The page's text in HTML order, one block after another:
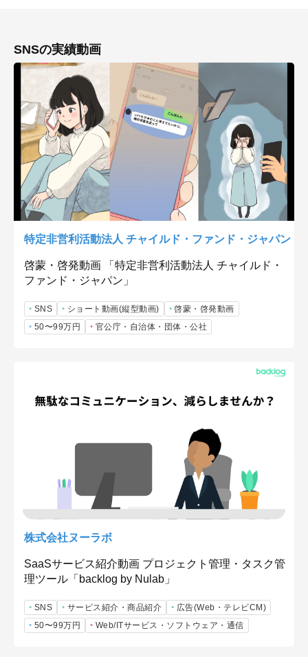
SNSの実績動画
特定非営利活動法人 チャイルド・ファンド・ジャパン
啓蒙・啓発動画 「特定非営利活動法人 チャイルド・
ファンド・ジャパン」
SNS ショート動画(縦型動画)
啓蒙・啓発動画
50〜99万円
官公庁・自治体・団体・公社
株式会社ヌーラボ
SaaSサービス紹介動画 プロジェクト管理・タスク管
理ツール「backlog by Nulab」
SNS サービス紹介・商品紹介
広告(Web・テレビCM)
50〜99万円
Web/ITサービス・ソフトウェア・通信